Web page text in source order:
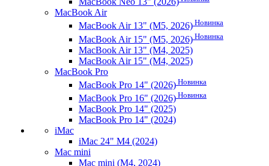
MacBook Air
MacBook Air 13" (M5, 2026) Новинка
MacBook Air 15" (M5, 2026) Новинка
MacBook Air 13" (M4, 2025)
MacBook Air 15" (M4, 2025)
MacBook Pro
MacBook Pro 14" (2026) Новинка
MacBook Pro 16" (2026) Новинка
MacBook Pro 14" (2025)
MacBook Pro 14" (2024)
iMac
iMac 24" M4 (2024)
Mac mini
Mac mini (M4, 2024)